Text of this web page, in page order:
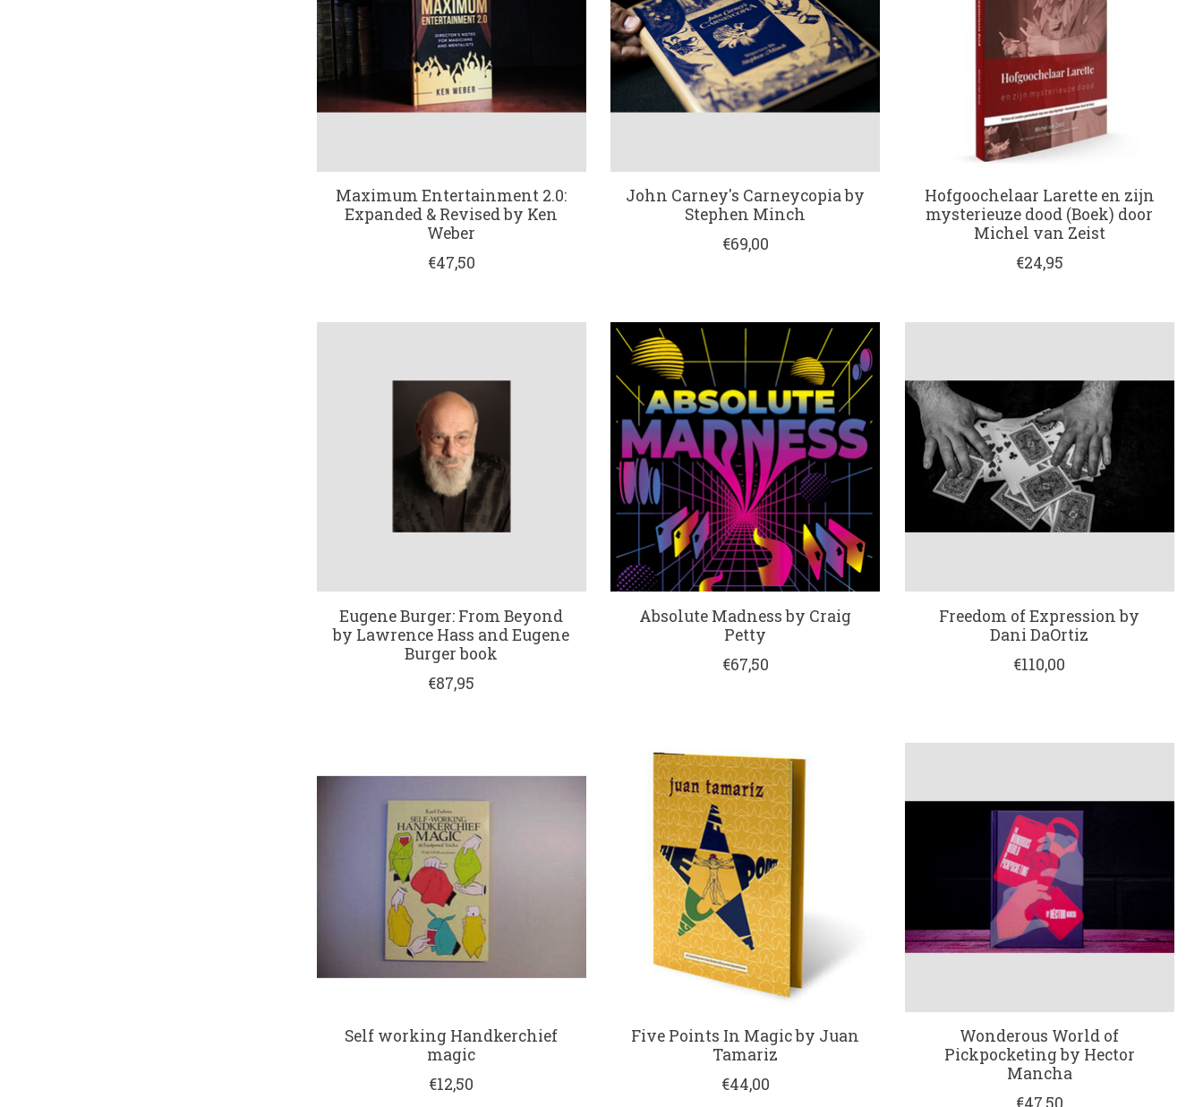
Maximum Entertainment 2.0:
Expanded & Revised by Ken
Weber
€47,50
John Carney's Carneycopia by
Stephen Minch
€69,00
Hofgoochelaar Larette en zijn
mysterieuze dood (Boek) door
Michel van Zeist
€24,95
Eugene Burger: From Beyond
by Lawrence Hass and Eugene
Burger book
€87,95
Absolute Madness by Craig
Petty
€67,50
Freedom of Expression by
Dani DaOrtiz
€110,00
Self working Handkerchief
magic
€12,50
Five Points In Magic by Juan
Tamariz
€44,00
Wonderous World of
Pickpocketing by Hector
Mancha